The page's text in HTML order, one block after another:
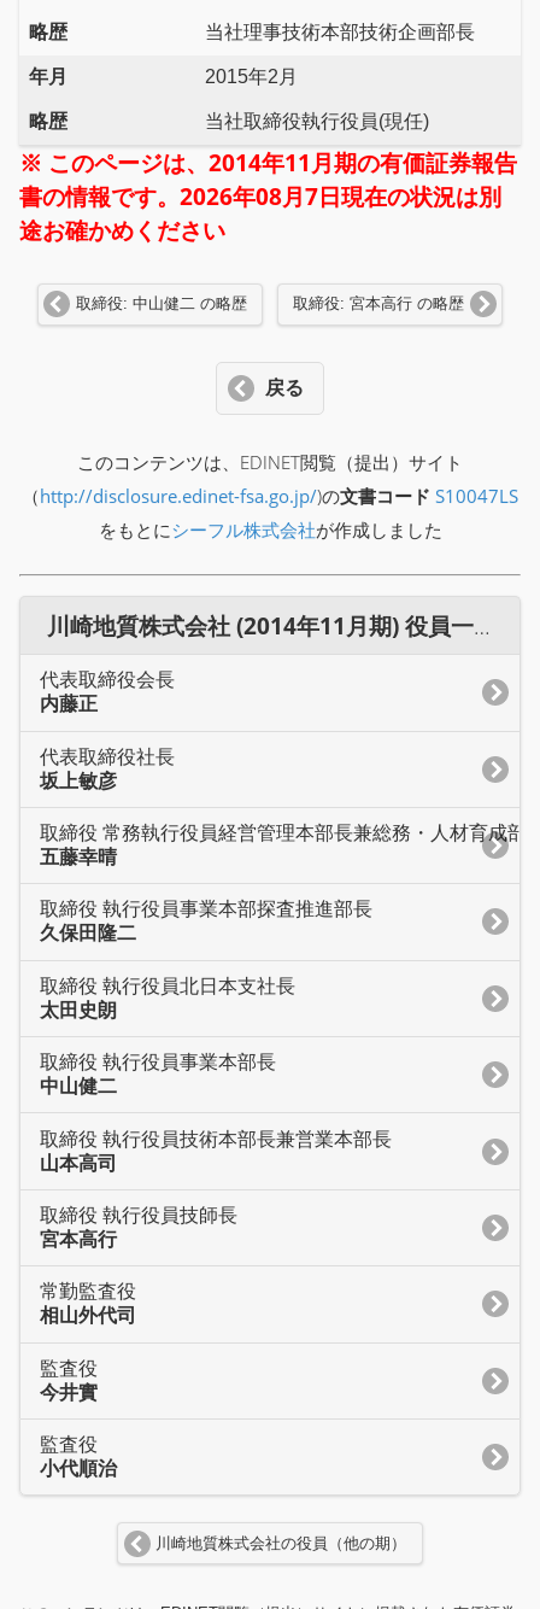
略歴 当社理事技術本部技術企画部長
年月 2015年2月
略歴 当社取締役執行役員(現任)
※ このページは、2014年11月期の有価証券報告
書の情報です。2026年08月7日現在の状況は別
途お確かめください
取締役: 中山健二 の略歴 取締役: 宮本高行 の略歴
戻る
このコンテンツは、EDINET閲覧（提出）サイト
（http://disclosure.edinet-fsa.go.jp/)の文書コード S10047LS
をもとにシーフル株式会社が作成しました
川崎地質株式会社 (2014年11月期) 役員一覧
代表取締役会長
内藤正
代表取締役社長
坂上敏彦
取締役 常務執行役員経営管理本部長兼総務・人材育成部
五藤幸晴
取締役 執行役員事業本部探査推進部長
久保田隆二
取締役 執行役員北日本支社長
太田史朗
取締役 執行役員事業本部長
中山健二
取締役 執行役員技術本部長兼営業本部長
山本高司
取締役 執行役員技師長
宮本高行
常勤監査役
相山外代司
監査役
今井實
監査役
小代順治
川崎地質株式会社の役員（他の期）